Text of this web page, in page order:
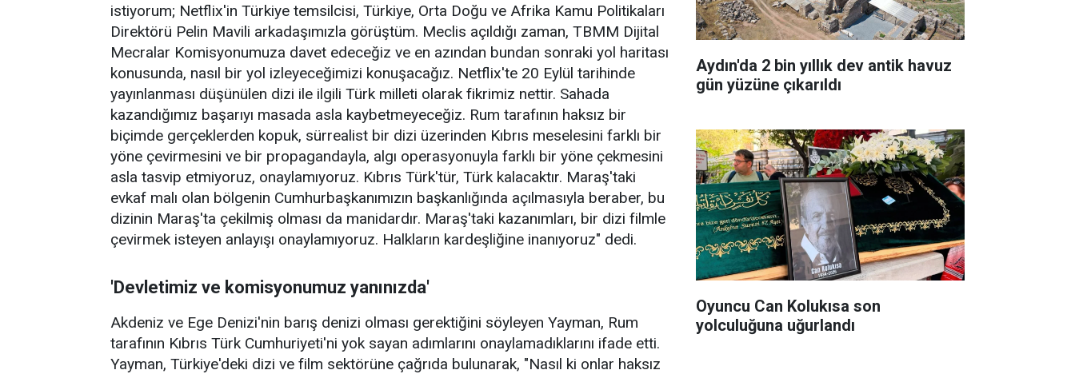
istiyorum; Netflix'in Türkiye temsilcisi, Türkiye, Orta Doğu ve Afrika Kamu Politikaları
Direktörü Pelin Mavili arkadaşımızla görüştüm. Meclis açıldığı zaman, TBMM Dijital
Mecralar Komisyonumuza davet edeceğiz ve en azından bundan sonraki yol haritası
konusunda, nasıl bir yol izleyeceğimizi konuşacağız. Netflix'te 20 Eylül tarihinde
yayınlanması düşünülen dizi ile ilgili Türk milleti olarak fikrimiz nettir. Sahada
kazandığımız başarıyı masada asla kaybetmeyeceğiz. Rum tarafının haksız bir
biçimde gerçeklerden kopuk, sürrealist bir dizi üzerinden Kıbrıs meselesini farklı bir
yöne çevirmesini ve bir propagandayla, algı operasyonuyla farklı bir yöne çekmesini
asla tasvip etmiyoruz, onaylamıyoruz. Kıbrıs Türk'tür, Türk kalacaktır. Maraş'taki
evkaf malı olan bölgenin Cumhurbaşkanımızın başkanlığında açılmasıyla beraber, bu
dizinin Maraş'ta çekilmiş olması da manidardır. Maraş'taki kazanımları, bir dizi filmle
çevirmek isteyen anlayışı onaylamıyoruz. Halkların kardeşliğine inanıyoruz" dedi.
'Devletimiz ve komisyonumuz yanınızda'
Akdeniz ve Ege Denizi'nin barış denizi olması gerektiğini söyleyen Yayman, Rum
tarafının Kıbrıs Türk Cumhuriyeti'ni yok sayan adımlarını onaylamadıklarını ifade etti.
Yayman, Türkiye'deki dizi ve film sektörüne çağrıda bulunarak, "Nasıl ki onlar haksız
Aydın'da 2 bin yıllık dev antik havuz
gün yüzüne çıkarıldı
Oyuncu Can Kolukısa son
yolculuğuna uğurlandı